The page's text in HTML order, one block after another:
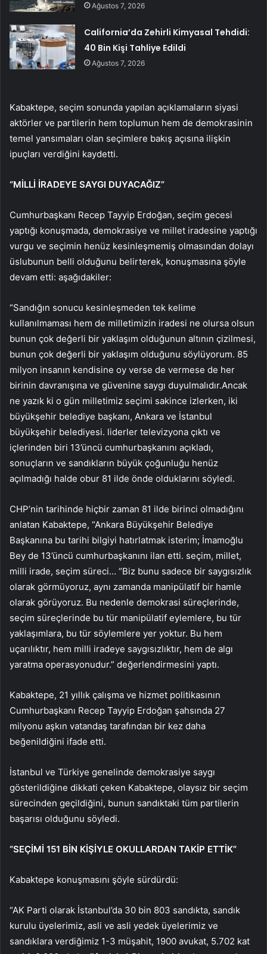
Ağustos 7, 2026
California’da Zehirli Kimyasal Tehdidi:
40 Bin Kişi Tahliye Edildi
Ağustos 7, 2026
Kabaktepe, seçim sonunda yapılan açıklamaların siyasi
aktörler ve partilerin hem toplumun hem de demokrasinin
temel yansımaları olan seçimlere bakış açısına ilişkin
ipuçları verdiğini kaydetti.
“MİLLİ İRADEYE SAYGI DUYACAĞIZ”
Cumhurbaşkanı Recep Tayyip Erdoğan, seçim gecesi
yaptığı konuşmada, demokrasiye ve millet iradesine yaptığı
vurgu ve seçimin henüz kesinleşmemiş olmasından dolayı
üslubunun belli olduğunu belirterek, konuşmasına şöyle
devam etti: aşağıdakiler:
“Sandığın sonucu kesinleşmeden tek kelime
kullanılmaması hem de milletimizin iradesi ne olursa olsun
bunun çok değerli bir yaklaşım olduğunun altının çizilmesi,
bunun çok değerli bir yaklaşım olduğunu söylüyorum. 85
milyon insanın kendisine oy verse de vermese de her
birinin davranışına ve güvenine saygı duyulmalıdır.Ancak
ne yazık ki o gün milletimiz seçimi sakince izlerken, iki
büyükşehir belediye başkanı, Ankara ve İstanbul
büyükşehir belediyesi. liderler televizyona çıktı ve
içlerinden biri 13’üncü cumhurbaşkanını açıkladı,
sonuçların ve sandıkların büyük çoğunluğu henüz
açılmadığı halde obur 81 ilde önde olduklarını söyledi.
CHP’nin tarihinde hiçbir zaman 81 ilde birinci olmadığını
anlatan Kabaktepe, “Ankara Büyükşehir Belediye
Başkanına bu tarihi bilgiyi hatırlatmak isterim; İmamoğlu
Bey de 13’üncü cumhurbaşkanını ilan etti. seçim, millet,
milli irade, seçim süreci… “Biz bunu sadece bir saygısızlık
olarak görmüyoruz, aynı zamanda manipülatif bir hamle
olarak görüyoruz. Bu nedenle demokrasi süreçlerinde,
seçim süreçlerinde bu tür manipülatif eylemlere, bu tür
yaklaşımlara, bu tür söylemlere yer yoktur. Bu hem
uçarılıktır, hem milli iradeye saygısızlıktır, hem de algı
yaratma operasyonudur.” değerlendirmesini yaptı.
Kabaktepe, 21 yıllık çalışma ve hizmet politikasının
Cumhurbaşkanı Recep Tayyip Erdoğan şahsında 27
milyonu aşkın vatandaş tarafından bir kez daha
beğenildiğini ifade etti.
İstanbul ve Türkiye genelinde demokrasiye saygı
gösterildiğine dikkati çeken Kabaktepe, olaysız bir seçim
sürecinden geçildiğini, bunun sandıktaki tüm partilerin
başarısı olduğunu söyledi.
“SEÇİMİ 151 BİN KİŞİYLE OKULLARDAN TAKİP ETTİK”
Kabaktepe konuşmasını şöyle sürdürdü:
“AK Parti olarak İstanbul’da 30 bin 803 sandıkta, sandık
kurulu üyelerimiz, asli ve asli yedek üyelerimiz ve
sandıklara verdiğimiz 1-3 müşahit, 1900 avukat, 5.702 kat